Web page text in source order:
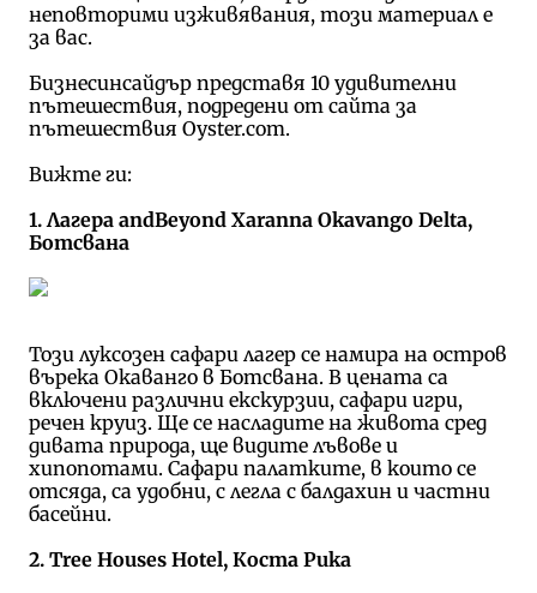
неповторими изживявания, този материал е
за вас.
Бизнесинсайдър представя 10 удивителни
пътешествия, подредени от сайта за
пътешествия Oyster.com.
Вижте ги:
1. Лагера andBeyond Xaranna Okavango Delta,
Ботсвана
Този луксозен сафари лагер се намира на остров
върека Окаванго в Ботсвана. В цената са
включени различни екскурзии, сафари игри,
речен круиз. Ще се насладите на живота сред
дивата природа, ще видите лъвове и
хипопотами. Сафари палатките, в които се
отсяда, са удобни, с легла с балдахин и частни
басейни.
2. Tree Houses Hotel, Коста Рика